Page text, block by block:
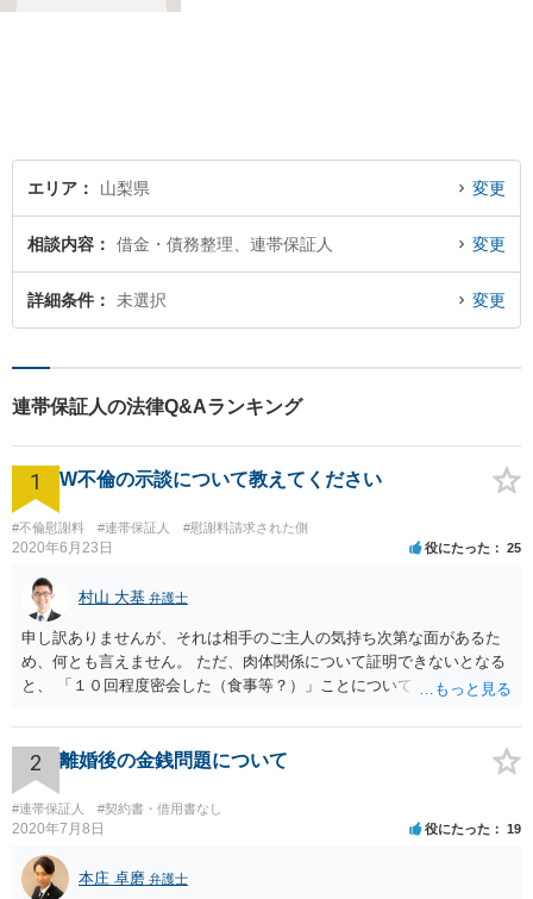
エリア 山梨県 変更
相談内容 借金・債務整理、連帯保証人 変更
詳細条件 未選択 変更
連帯保証人の法律Q&Aランキング
1 W不倫の示談について教えてください
#不倫慰謝料 #連帯保証人 #慰謝料請求された側
2020年6月23日 役にたった 25
村山 大基 弁護士
申し訳ありませんが、それは相手のご主人の気持ち次第な面があるた
め、何とも言えません。 ただ、肉体関係について証明できないとなる
と、 「１０回程度密会した（食事等？）」ことについて、そこまで多
履歴等を持参して、詳しい事情を伝えての面談相談をお勧めします。
2 離婚後の金銭問題について
#連帯保証人 #契約書・借用書なし
2020年7月8日 役にたった 19
本庄 卓磨 弁護士